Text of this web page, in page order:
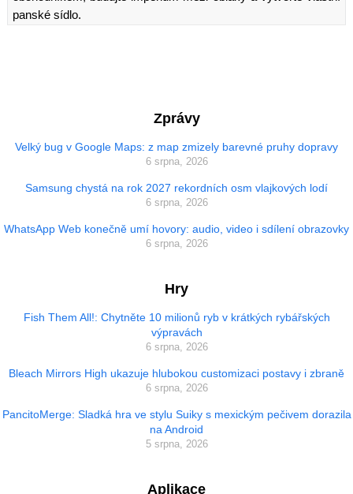
panské sídlo.
Zprávy
Velký bug v Google Maps: z map zmizely barevné pruhy dopravy
6 srpna, 2026
Samsung chystá na rok 2027 rekordních osm vlajkových lodí
6 srpna, 2026
WhatsApp Web konečně umí hovory: audio, video i sdílení obrazovky
6 srpna, 2026
Hry
Fish Them All!: Chytněte 10 milionů ryb v krátkých rybářských
výpravách
6 srpna, 2026
Bleach Mirrors High ukazuje hlubokou customizaci postavy i zbraně
6 srpna, 2026
PancitoMerge: Sladká hra ve stylu Suiky s mexickým pečivem dorazila
na Android
5 srpna, 2026
Aplikace